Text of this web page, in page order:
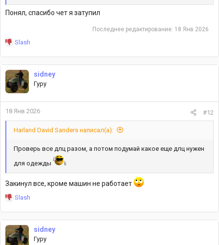
Понял, спасибо чет я затупил
Последнее редактирование: 18 Янв 2026
Р
а
ц
и
и
:
Slash
sidney
Гуру
18 Янв 2026 #12
Harland David Sanders написал(а):
Проверь все длц разом, а потом подумай какое еще длц нужен
для одежды
Закинул все, кроме машин не работает
Р
а
ц
и
Slash
sidney
Гуру